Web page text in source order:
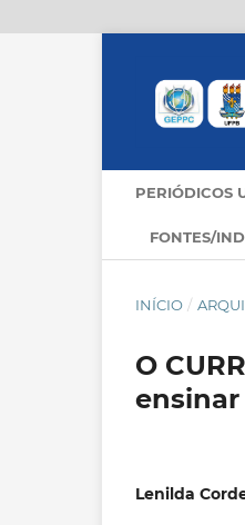
PERIÓDICOS
FONTES/
INÍCIO /
O
Lenilda